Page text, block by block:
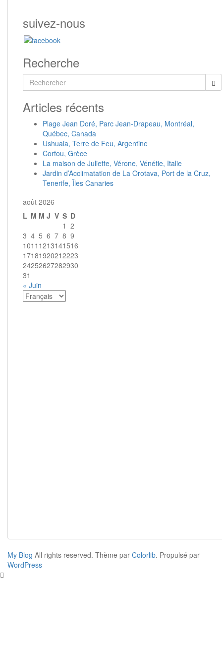
suivez-nous
Recherche
Rechercher...
Articles récents
Plage Jean Doré, Parc Jean-Drapeau, Montréal,
Québec, Canada
Ushuaia, Terre de Feu, Argentine
Corfou, Grèce
La maison de Juliette, Vérone, Vénétie, Italie
Jardin d’Acclimatation de La Orotava, Port de la Cruz,
Tenerife, Îles Canaries
août 2026
L M M J V S D
1 2
3 4 5 6 7 8 9
1011 1213141516
17181920212223
24252627282930
31
« Juin
Choisir
une
My Blog All rights reserved. Thème par Colorlib. Propulsé par
WordPress